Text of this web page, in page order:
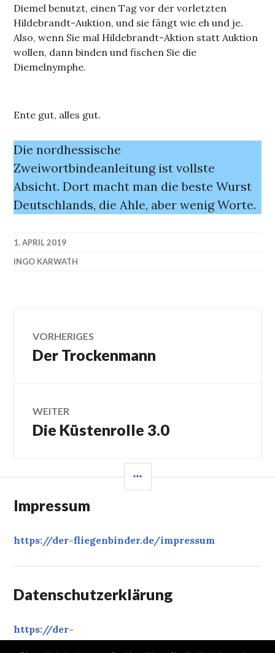
Diemel benutzt, einen Tag vor der vorletzten
Hildebrandt-Auktion, und sie fängt wie eh und je.
Also, wenn Sie mal Hildebrandt-Aktion statt Auktion
wollen, dann binden und fischen Sie die
Diemelnymphe.
Ente gut, alles gut.
Die nordhessische
Zweiwortbindeanleitung ist vollste
Absicht. Dort macht man die beste Wurst
Deutschlands, die Ahle, aber wenig Worte.
1. APRIL 2019
INGO KARWATH
Beitragsnavigation
VORHERIGES
Vorheriger
Der Trockenmann
WEITER
Nächster
Die Küstenrolle 3.0
Impressum
https://der-fliegenbinder.de/impressum
Datenschutzerklärung
https://der-
fliegenbinder.de/datenschutzerklaerung‎